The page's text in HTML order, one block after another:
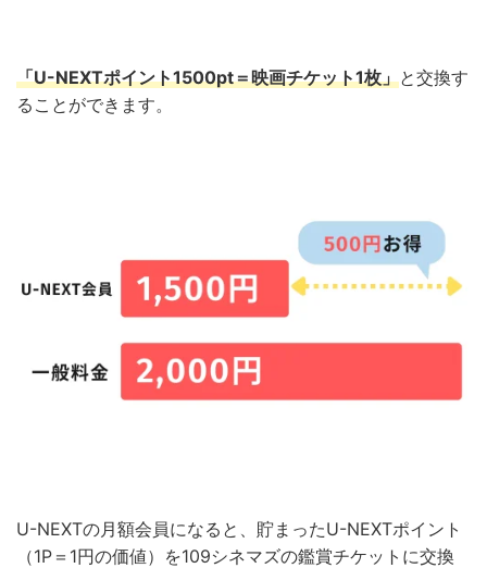
「U-NEXTポイント1500pt＝映画チケット1枚」と交換す
ることができます。
U-NEXTの月額会員になると、貯まったU-NEXTポイント
（1P＝1円の価値）を109シネマズの鑑賞チケットに交換